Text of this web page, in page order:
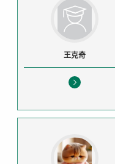
王克奇